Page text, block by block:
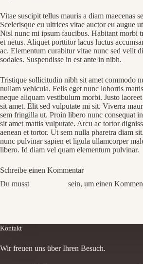
Vitae suscipit tellus mauris a diam maecenas
Scelerisque eu ultrices vitae auctor eu augue
Nisl nunc mi ipsum faucibus. Habitant morbi
et netus. Aliquet porttitor lacus luctus
ac. Elementum curabitur vitae nunc sed velit
sodales. Suspendisse in est ante in nibh.
Tristique sollicitudin nibh sit amet commodo
nullam vehicula. Felis eget nunc lobortis
neque aliquam vestibulum morbi. Justo
sit amet. Elit sed vulputate mi sit. Viverra
sem fringilla ut. Proin libero nunc consequat
sit amet mattis vulputate. Arcu ac tortor
aenean et tortor. Ut sem nulla pharetra diam
nunc pulvinar sapien et ligula ullamcorper
libero. Id diam vel quam elementum pulvinar.
Schreibe einen Kommentar
Du musst
sein, um einen
Kontakt
Wir freuen uns über Ihren Besuch.